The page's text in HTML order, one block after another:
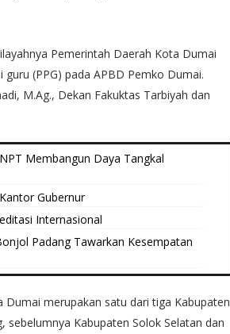
Pemerintah Daerah Kota Dumai
(PPG) pada APBD Pemko Dumai.
M.Ag., Dekan Fakuktas Tarbiyah dan
Membangun Daya Tangkal
Gubernur
Internasional
Padang Tawarkan Kesempatan
merupakan satu dari tiga Kabupaten
Kabupaten Solok Selatan dan